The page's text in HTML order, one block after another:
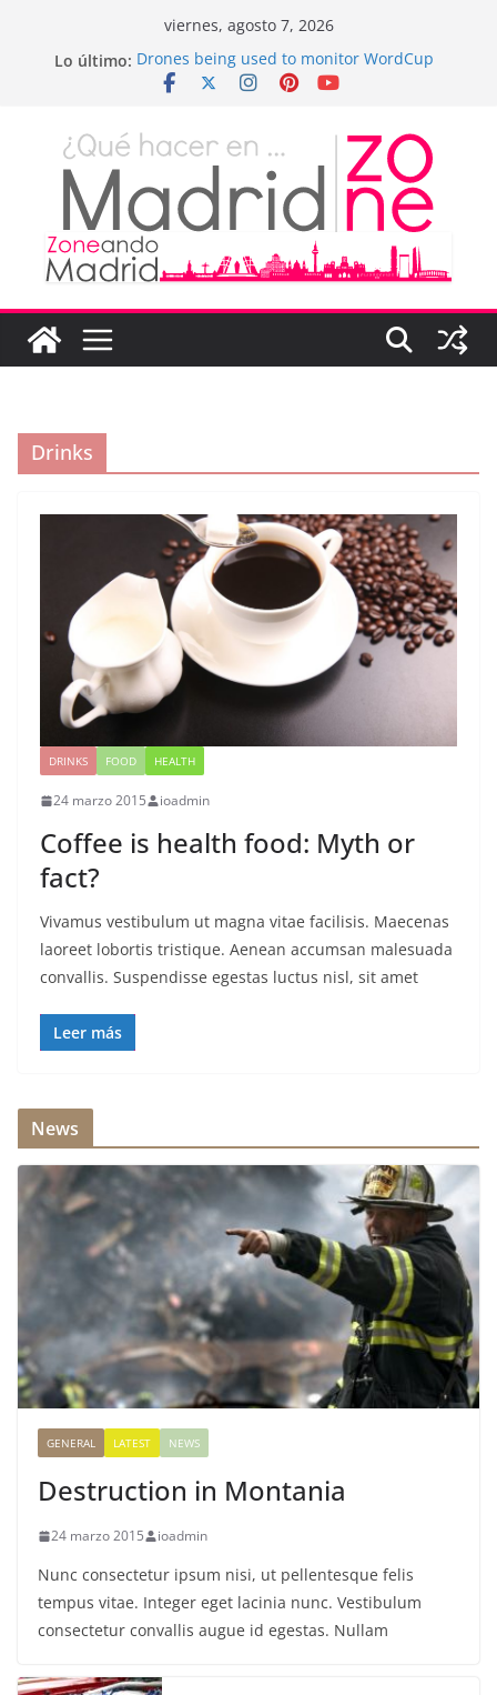
viernes, agosto 7, 2026
Lo último: Drones being used to monitor WordCup
¡Hola, mundo!
Fastest plane in the world
Wireless Headphones are now on Market
Drinks
DRINKS FOOD HEALTH
24 marzo 2015 ioadmin
Coffee is health food: Myth or
fact?
Vivamus vestibulum ut magna vitae facilisis. Maecenas
laoreet lobortis tristique. Aenean accumsan malesuada
convallis. Suspendisse egestas luctus nisl, sit amet
Leer más
News
GENERAL LATEST NEWS
Destruction in Montania
24 marzo 2015 ioadmin
Nunc consectetur ipsum nisi, ut pellentesque felis
tempus vitae. Integer eget lacinia nunc. Vestibulum
consectetur convallis augue id egestas. Nullam